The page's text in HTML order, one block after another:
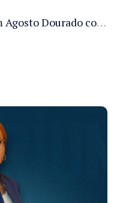
Prefeitura e Semsa lançam Agosto Dourado com ações para fortalecer o aleitamento materno em Manaus